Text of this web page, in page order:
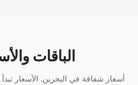
الباقات
أسعار شفافة في البحرين. الأسعار